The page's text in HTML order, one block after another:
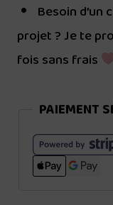
Besoin d’un
projet ? Je te
fois sans frais
PAIEMENT